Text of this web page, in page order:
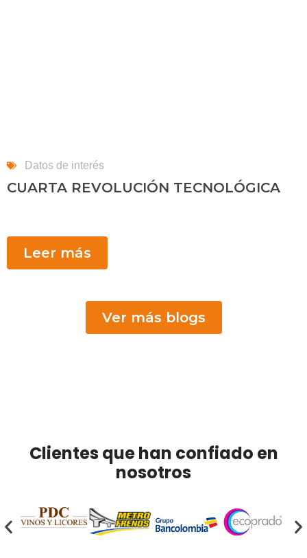
Datos de interés
CUARTA REVOLUCIÓN TECNOLÓGICA
Leer más
Ver más blogs
Clientes que han confiado en
nosotros